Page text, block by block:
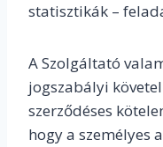
statisztikák –
A Szolgáltató
jogszabályi
szerződéses
hogy a személyes